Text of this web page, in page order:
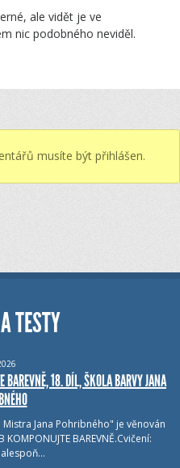
ale vidět je ve
nic podobného neviděl.
musíte být přihlášen.
TESTY
BAREVNĚ, 18. DÍL, ŠKOLA BARVY JANA
Jana Pohribného" je věnován
KOMPONUJTE BAREVNĚ.Cvičení: